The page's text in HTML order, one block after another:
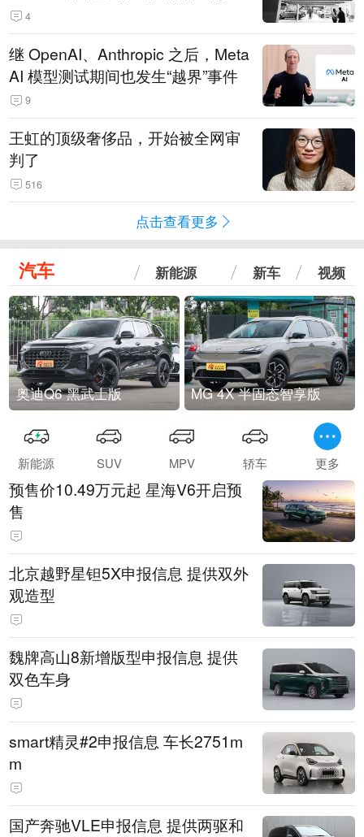
14.3万辆
4
继 OpenAI、Anthropic 之后，Meta
AI 模型测试期间也发生“越界”事件
9
王虹的顶级奢侈品，开始被全网审
判了
516
点击查看更多
汽车 新能源 新车 视频
奥迪Q6 黑武士版 MG 4X 半固态智享版
新能源 SUV MPV 轿车 更多
预售价10.49万元起 星海V6开启预
售
北京越野星钽5X申报信息 提供双外
观造型
魏牌高山8新增版型申报信息 提供
双色车身
smart精灵#2申报信息 车长2751m
m
国产奔驰VLE申报信息 提供两驱和